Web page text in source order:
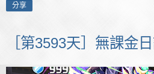
分享
［第3593天］無課金